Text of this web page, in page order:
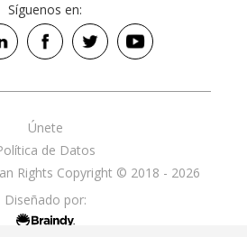
Síguenos en:
Rights Copyright © 2018 - 2026
de Datos
Únete
Diseñado por: